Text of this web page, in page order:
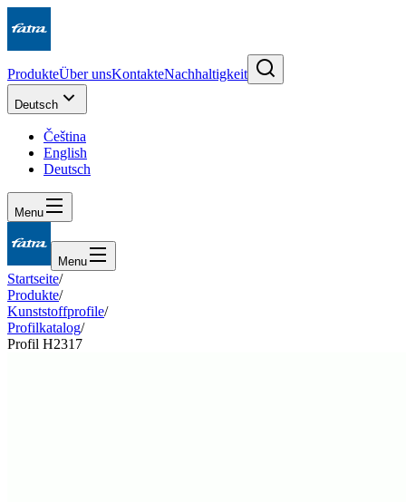
ProdukteÜber unsKontakteNachhaltigkeit
Deutsch
Čeština
English
Deutsch
Menu
Menu
Startseite/
Produkte/
Kunststoffprofile/
Profilkatalog/
Profil H2317